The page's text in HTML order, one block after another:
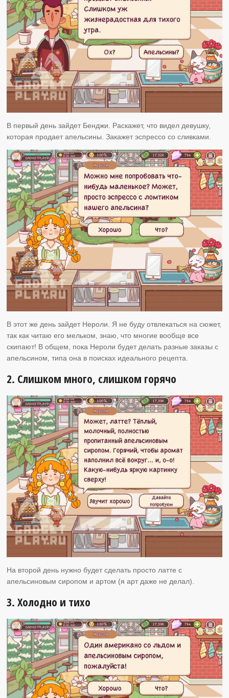
В первый день зайдет Бенджи. Раскажет, что видел девушку,
которая продает апельсины. Закажет эспрессо со сливками.
В этот же день зайдет Нероли. Я не буду отвлекаться на сюжет,
так как читаю его мельком, знаю, что многие вообще все
скипают! В общем, пока Нероли будет делать разные заказы с
апельсином, типа она в поисках идеального рецепта.
2. Слишком много, слишком горячо
На второй день нужно будет сделать просто латте с
апельсиновым сиропом и артом (я арт даже не делал).
3. Холодно и тихо